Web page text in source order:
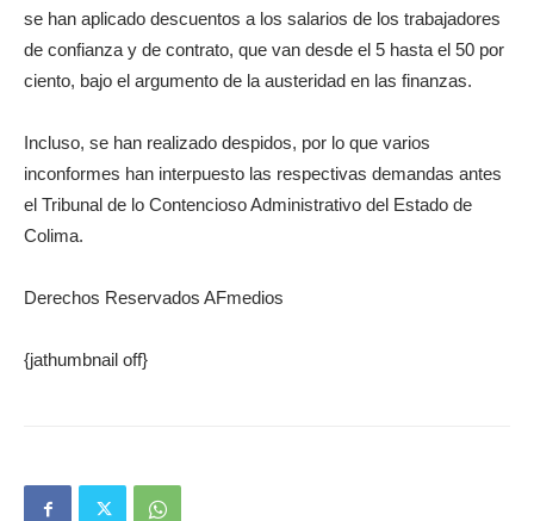
se han aplicado descuentos a los salarios de los trabajadores
de confianza y de contrato, que van desde el 5 hasta el 50 por
ciento, bajo el argumento de la austeridad en las finanzas.
Incluso, se han realizado despidos, por lo que varios
inconformes han interpuesto las respectivas demandas antes
el Tribunal de lo Contencioso Administrativo del Estado de
Colima.
Derechos Reservados AFmedios
{jathumbnail off}